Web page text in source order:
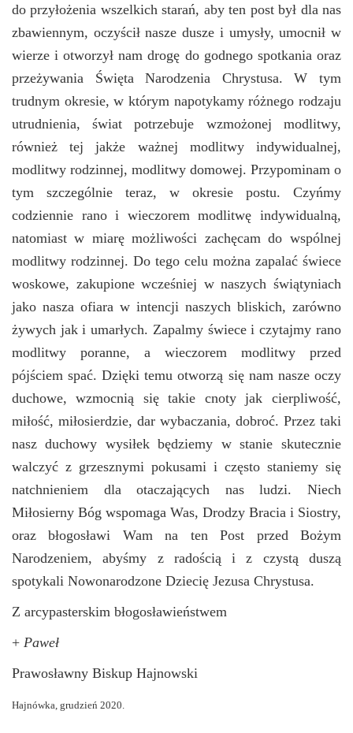
do przyłożenia wszelkich starań, aby ten post był dla nas
zbawiennym, oczyścił nasze dusze i umysły, umocnił w
wierze i otworzył nam drogę do godnego spotkania oraz
przeżywania Święta Narodzenia Chrystusa. W tym
trudnym okresie, w którym napotykamy różnego rodzaju
utrudnienia, świat potrzebuje wzmożonej modlitwy,
również tej jakże ważnej modlitwy indywidualnej,
modlitwy rodzinnej, modlitwy domowej. Przypominam o
tym szczególnie teraz, w okresie postu. Czyńmy
codziennie rano i wieczorem modlitwę indywidualną,
natomiast w miarę możliwości zachęcam do wspólnej
modlitwy rodzinnej. Do tego celu można zapalać świece
woskowe, zakupione wcześniej w naszych świątyniach
jako nasza ofiara w intencji naszych bliskich, zarówno
żywych jak i umarłych. Zapalmy świece i czytajmy rano
modlitwy poranne, a wieczorem modlitwy przed
pójściem spać. Dzięki temu otworzą się nam nasze oczy
duchowe, wzmocnią się takie cnoty jak cierpliwość,
miłość, miłosierdzie, dar wybaczania, dobroć. Przez taki
nasz duchowy wysiłek będziemy w stanie skutecznie
walczyć z grzesznymi pokusami i często staniemy się
natchnieniem dla otaczających nas ludzi. Niech
Miłosierny Bóg wspomaga Was, Drodzy Bracia i Siostry,
oraz błogosławi Wam na ten Post przed Bożym
Narodzeniem, abyśmy z radością i z czystą duszą
spotykali Nowonarodzone Dziecię Jezusa Chrystusa.
Z arcypasterskim błogosławieństwem
+ Paweł
Prawosławny Biskup Hajnowski
Hajnówka, grudzień 2020.